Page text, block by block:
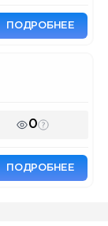
ПОДРОБНЕЕ
0
ПОДРОБНЕЕ